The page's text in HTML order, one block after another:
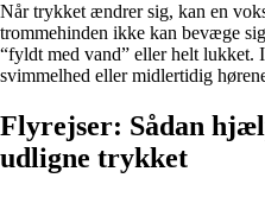
Når trykket ændrer sig, kan en
trommehinden ikke kan bevæge
“fyldt med vand” eller helt
svimmelhed eller midlertidig
Flyrejser: Sådan
udligne trykket